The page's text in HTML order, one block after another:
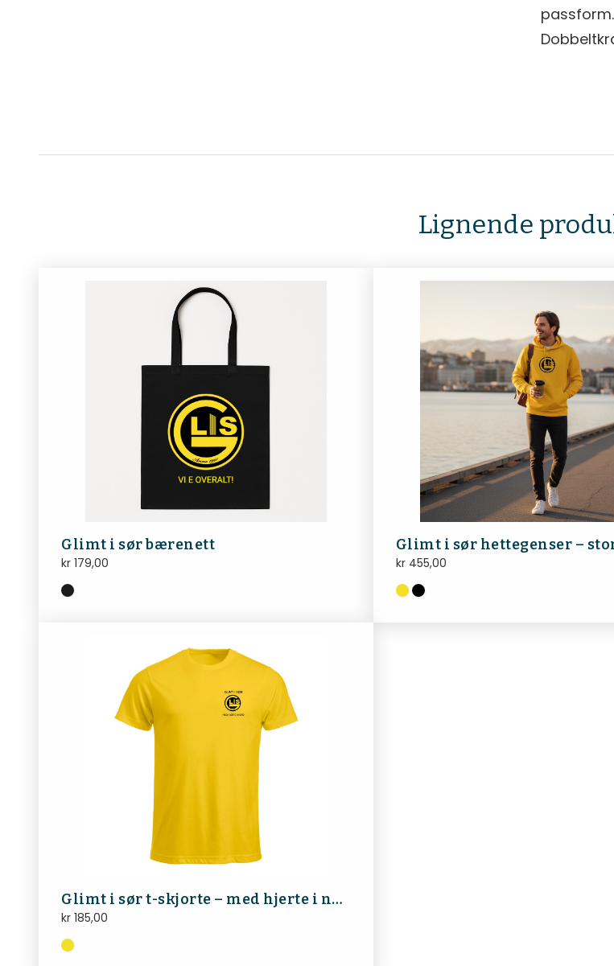
Lignende
Glimt i sør bærenett
kr 179,00
Glimt i sør hettegenser –
kr455,00
Glimt i sør t-skjorte – med hjerte i nord
kr 185,00